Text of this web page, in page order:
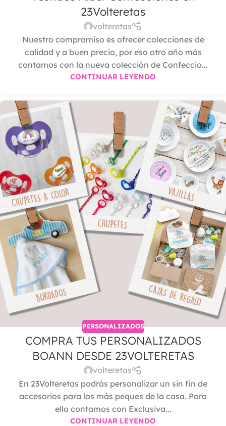
23Volteretas
volteretas
Nuestro compromiso es ofrecer colecciones de
calidad y a buen precio, por eso otro año más
contamos con la nueva colección de Confeccio...
CONTINUAR LEYENDO
PERSONALIZADOS
COMPRA TUS PERSONALIZADOS
BOANN DESDE 23VOLTERETAS
volteretas
En 23Volteretas podrás personalizar un sin fin de
accesorios para los más peques de la casa. Para
ello contamos con Exclusiva...
CONTINUAR LEYENDO